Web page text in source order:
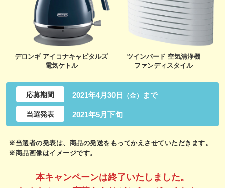
デロンギ アイコナキャピタルズ
電気ケトル
ツインバード 空気清浄機
ファンディスタイル
応募期間 2021年4月30日 （金） まで
当選発表 2021年5月下旬
※当選者の発表は、商品の発送をもってかえさせていただきます。
※商品画像はイメージです。
本キャンペーンは終了いたしました。